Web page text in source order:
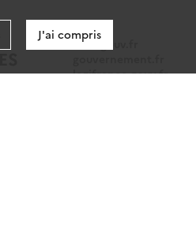
data.gouv.fr
legifrance.gouv.fr
J'ai compris